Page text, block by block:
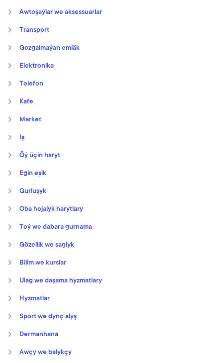
Awtoşaýlar we aksessuarlar
Transport
Gozgalmaýan emläk
Elektronika
Telefon
Kafe
Market
Iş
Öý üçin haryt
Egin eşik
Gurluşyk
Oba hojalyk harytlary
Toý we dabara gurnama
Gözellik we saglyk
Bilim we kurslar
Ulag we daşama hyzmatlary
Hyzmatlar
Sport we dynç alyş
Dermanhana
Awçy we balykçy